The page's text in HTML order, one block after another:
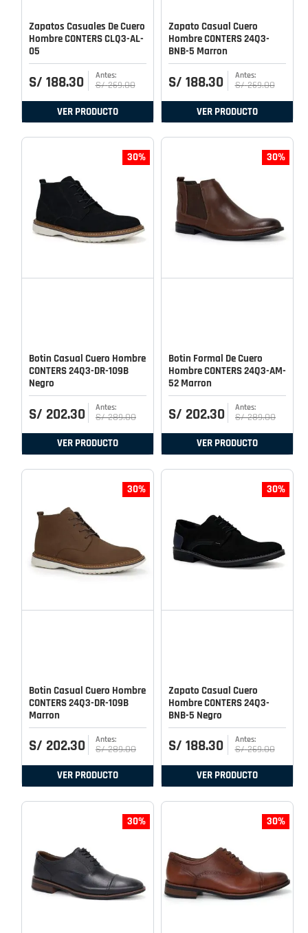
Zapatos Casuales De Cuero
Hombre CONTERS CLQ3-AL-
05
S/ 188.30 S/ 269.00
VER PRODUCTO
Zapato Casual Cuero
Hombre CONTERS 24Q3-
BNB-5 Marron
S/ 188.30 S/ 269.00
VER PRODUCTO
30%
Botin Casual Cuero Hombre
CONTERS 24Q3-DR-109B
Negro
S/ 202.30 S/ 289.00
VER PRODUCTO
30%
Botin Formal De Cuero
Hombre CONTERS 24Q3-AM-
52 Marron
S/ 202.30 S/ 289.00
VER PRODUCTO
30%
Botin Casual Cuero Hombre
CONTERS 24Q3-DR-109B
Marron
S/ 202.30 S/ 289.00
VER PRODUCTO
30%
Zapato Casual Cuero
Hombre CONTERS 24Q3-
BNB-5 Negro
S/ 188.30 S/ 269.00
VER PRODUCTO
30% 30%